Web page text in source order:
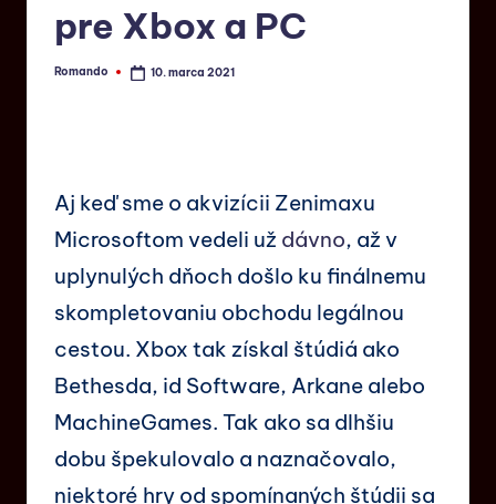
pre Xbox a PC
Romando 10. marca 2021
Aj keď sme o akvizícii Zenimaxu
Microsoftom vedeli už dávno, až v
uplynulých dňoch došlo ku finálnemu
skompletovaniu obchodu legálnou
cestou. Xbox tak získal štúdiá ako
Bethesda, id Software, Arkane alebo
MachineGames. Tak ako sa dlhšiu
dobu špekulovalo a naznačovalo,
niektoré hry od spomínaných štúdii sa